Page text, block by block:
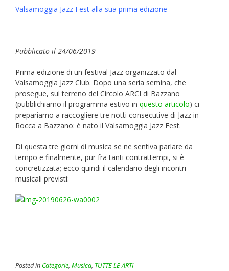
Valsamoggia Jazz Fest alla sua prima edizione
Pubblicato il 24/06/2019
Prima edizione di un festival Jazz organizzato dal
Valsamoggia Jazz Club. Dopo una seria semina, che
prosegue, sul terreno del Circolo ARCI di Bazzano
(pubblichiamo il programma estivo in questo articolo) ci
prepariamo a raccogliere tre notti consecutive di Jazz in
Rocca a Bazzano: è nato il Valsamoggia Jazz Fest.
Di questa tre giorni di musica se ne sentiva parlare da
tempo e finalmente, pur fra tanti contrattempi, si è
concretizzata; ecco quindi il calendario degli incontri
musicali previsti:
Posted in Categorie, Musica, TUTTE LE ARTI